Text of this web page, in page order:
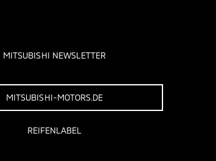
MITSUBISHI NEWSLETTER
MITSUBISHI-MOTORS.DE
REIFENLABEL